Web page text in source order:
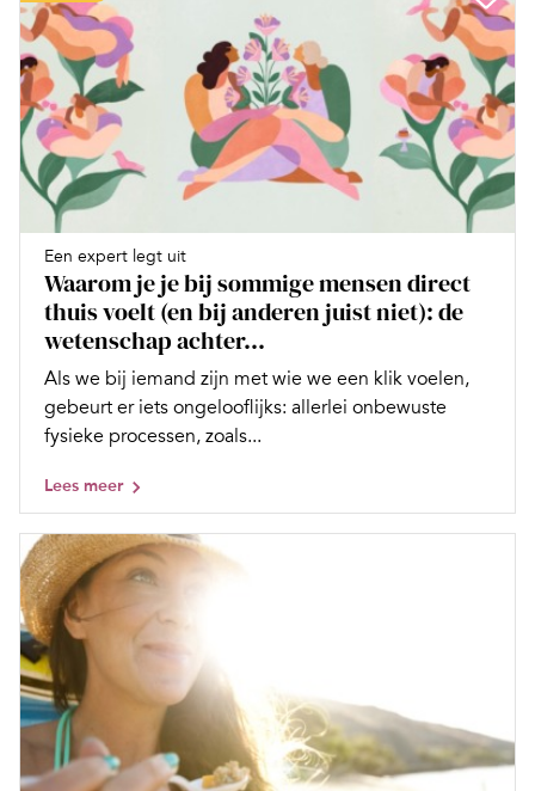
Een expert legt uit
Waarom je je bij sommige mensen direct
thuis voelt (en bij anderen juist niet): de
wetenschap achter...
Als we bij iemand zijn met wie we een klik voelen,
gebeurt er iets ongelooflijks: allerlei onbewuste
fysieke processen, zoals...
Lees meer